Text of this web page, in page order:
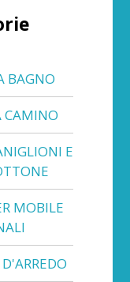
BAGNO
CAMINO
E
MOBILE